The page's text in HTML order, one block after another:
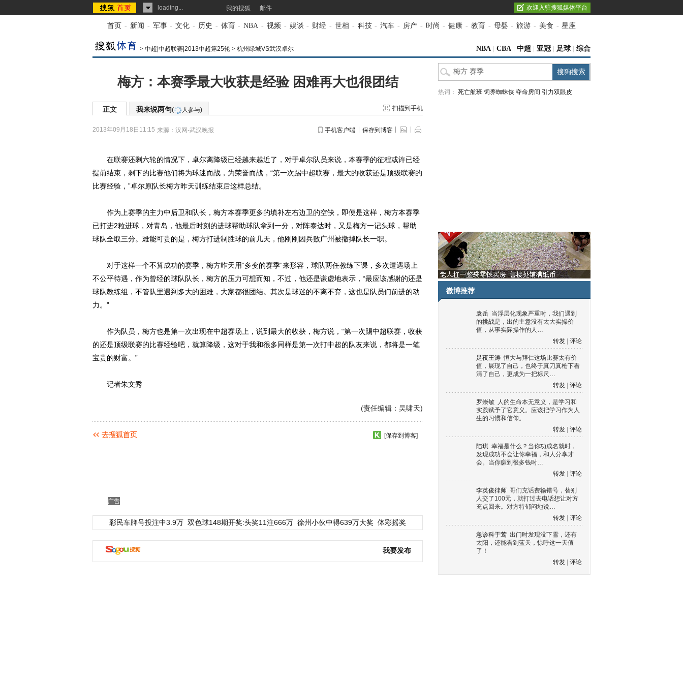
loading... 我的搜狐 邮件 欢迎入驻搜狐媒体平台
首页 - 新闻 - 军事 - 文化 - 历史 - 体育 - NBA - 视频 - 娱谈 - 财经 - 世相 - 科技 - 汽车 - 房产 - 时尚 - 健康 - 教育 - 母婴 - 旅游 - 美食 - 星座
> 中超|中超联赛|2013中超第25轮 > 杭州绿城VS武汉卓尔 NBA CBA 中超 亚冠 足球 综合
梅方：本赛季最大收获是经验 困难再大也很团结
正文 我来说两句( 人参与) 扫描到手机
2013年09月18日11:15 来源： 汉网-武汉晚报 手机客户端 保存到博客
在联赛还剩六轮的情况下，卓尔离降级已经越来越近了，对于卓尔队员来说，本赛季的征程或许已经
提前结束，剩下的比赛他们将为球迷而战，为荣誉而战，“第一次踢中超联赛，最大的收获还是顶级联赛的
比赛经验，”卓尔原队长梅方昨天训练结束后这样总结。
作为上赛季的主力中后卫和队长，梅方本赛季更多的填补左右边卫的空缺，即便是这样，梅方本赛季
已打进2粒进球，对青岛，他最后时刻的进球帮助球队拿到一分，对阵泰达时，又是梅方一记头球，帮助
球队全取三分。难能可贵的是，梅方打进制胜球的前几天，他刚刚因兵败广州被撤掉队长一职。
对于这样一个不算成功的赛季，梅方昨天用“多变的赛季”来形容，球队两任教练下课，多次遭遇场上
不公平待遇，作为曾经的球队队长，梅方的压力可想而知，不过，他还是谦虚地表示，“最应该感谢的还是
球队教练组，不管队里遇到多大的困难，大家都很团结。其次是球迷的不离不弃，这也是队员们前进的动
力。”
作为队员，梅方也是第一次出现在中超赛场上，说到最大的收获，梅方说，“第一次踢中超联赛，收获
的还是顶级联赛的比赛经验吧，就算降级，这对于我和很多同样是第一次打中超的队友来说，都将是一笔
宝贵的财富。”
记者朱文秀
(责任编辑：吴啸天)
[保存到博客]
广告
彩民车牌号投注中3.9万 双色球148期开奖:头奖11注666万 徐州小伙中得639万大奖 体彩摇奖
我要发布
热词： 死亡航班 饲养蜘蛛侠 夺命房间 引力双眼皮
微博推荐
袁岳 当浮层化现象严重时，我们遇到
的挑战是，出的主意没有太大实操价
值，从事实际操作的人…
转发
评论
足夜王涛 恒大与拜仁这场比赛太有价
值，展现了自己，也终于真刀真枪下看
清了自己，更成为一把标尺…
转发
评论
罗崇敏 人的生命本无意义，是学习和
实践赋予了它意义。应该把学习作为人
生的习惯和信仰。
转发
评论
陆琪 幸福是什么？当你功成名就时，
发现成功不会让你幸福，和人分享才
会。当你赚到很多钱时…
转发
评论
李英俊律师 哥们充话费输错号，替别
人交了100元，就打过去电话想让对方
充点回来。对方特郁闷地说…
转发
评论
急诊科于莺 出门时发现没下雪，还有
太阳，还能看到蓝天，惊呼这一天值
了！
转发
评论